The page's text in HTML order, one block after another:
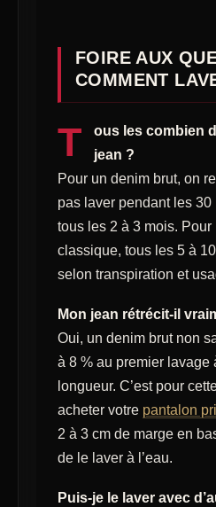
FOIRE AUX
COMMENT
T
ous les combien
jean ?
Pour un denim brut, on
pas laver pendant les
tous les 2 à 3 mois.
classique, tous les 5 à
selon transpiration et
Mon jean rétrécit-il
Oui, un denim brut non
à 8 % au premier lavage
longueur. C’est pour
acheter votre pantalon
2 à 3 cm de marge en
de le laver à l’eau.
Puis-je le laver avec